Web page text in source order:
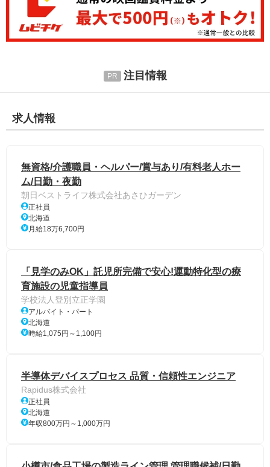
注目情報
求人情報
無資格/介護職員・ヘルパー/賞与あり/有料老人ホー
ム/日勤・夜勤
朝日ベストライフ株式会社あさひガーデン
正社員
北海道
月給18万6,700円
「見学のみOK」託児所完備で安心!運動特化型の療
育施設の児童指導員
学校法人登別立正学園
アルバイト・パート
北海道
時給1,075円～1,100円
半導体デバイスプロセス 品質・信頼性エンジニア
Rapidus株式会社
正社員
北海道
年収800万円～1,000万円